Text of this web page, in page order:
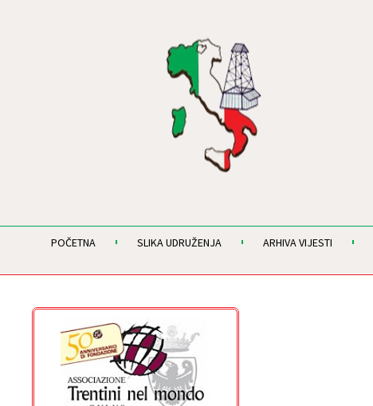
POČETNA SLIKA UDRUŽENJA ARHIVA VIJESTI